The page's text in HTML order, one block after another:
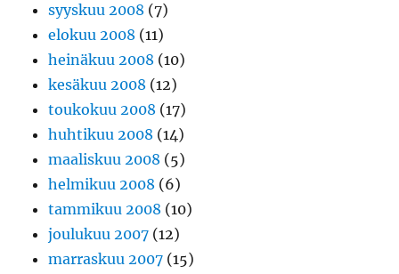
syyskuu 2008 (7)
elokuu 2008 (11)
heinäkuu 2008 (10)
kesäkuu 2008 (12)
toukokuu 2008 (17)
huhtikuu 2008 (14)
maaliskuu 2008 (5)
helmikuu 2008 (6)
tammikuu 2008 (10)
joulukuu 2007 (12)
marraskuu 2007 (15)